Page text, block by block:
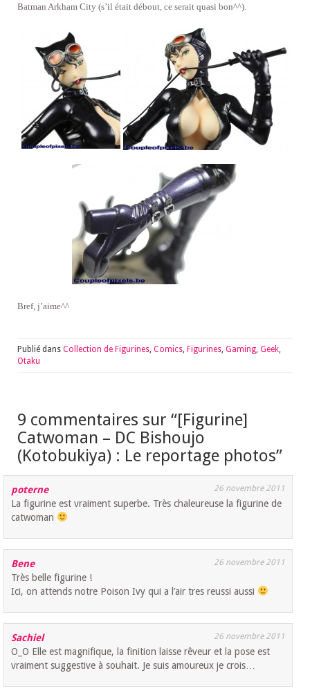
Batman Arkham City (s’il était débout, ce serait quasi bon^^).
Bref, j’aime^^
Publié dans Collection de Figurines Comics Figurines Gaming Geek
Otaku
9 commentaires sur “[Figurine]
Catwoman – DC Bishoujo
(Kotobukiya) : Le reportage photos”
poterne 26 novembre 2011
La figurine est vraiment superbe. Très chaleureuse la figurine de
catwoman
Bene 26 novembre 2011
Très belle figurine !
Ici, on attends notre Poison Ivy qui a l’air tres reussi aussi
Sachiel 26 novembre 2011
O_O Elle est magnifique, la finition laisse rêveur et la pose est
vraiment suggestive à souhait. Je suis amoureux je crois…